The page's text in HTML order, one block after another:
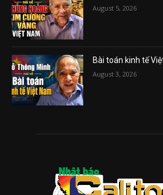
August 5, 2026
Bài toán kinh tế
August 3, 2026